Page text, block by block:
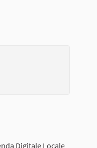
Digitale Locale